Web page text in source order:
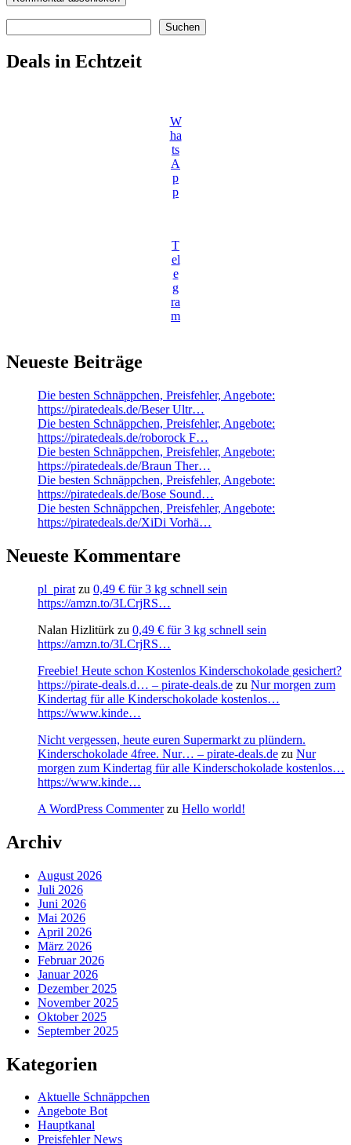
Suchen
Deals in Echtzeit
W
ha
ts
A
p
p
T
el
e
g
ra
m
Neueste Beiträge
Die besten Schnäppchen, Preisfehler, Angebote:
https://piratedeals.de/Beser Ultr…
Die besten Schnäppchen, Preisfehler, Angebote:
https://piratedeals.de/roborock F…
Die besten Schnäppchen, Preisfehler, Angebote:
https://piratedeals.de/Braun Ther…
Die besten Schnäppchen, Preisfehler, Angebote:
https://piratedeals.de/Bose Sound…
Die besten Schnäppchen, Preisfehler, Angebote:
https://piratedeals.de/XiDi Vorhä…
Neueste Kommentare
pl_pirat zu 0,49 € für 3 kg schnell sein
https://amzn.to/3LCrjRS…
Nalan Hizlitürk zu 0,49 € für 3 kg schnell sein
https://amzn.to/3LCrjRS…
Freebie! Heute schon Kostenlos Kinderschokolade gesichert?
https://pirate-deals.d… – pirate-deals.de zu Nur morgen zum
Kindertag für alle Kinderschokolade kostenlos…
https://www.kinde…
Nicht vergessen, heute euren Supermarkt zu plündern.
Kinderschokolade 4free. Nur… – pirate-deals.de zu Nur
morgen zum Kindertag für alle Kinderschokolade kostenlos…
https://www.kinde…
A WordPress Commenterzu Hello world!
Archiv
August 2026
Juli 2026
Juni 2026
Mai 2026
April 2026
März 2026
Februar 2026
Januar 2026
Dezember 2025
November 2025
Oktober 2025
September 2025
Kategorien
Aktuelle Schnäppchen
Angebote Bot
Hauptkanal
Preisfehler News